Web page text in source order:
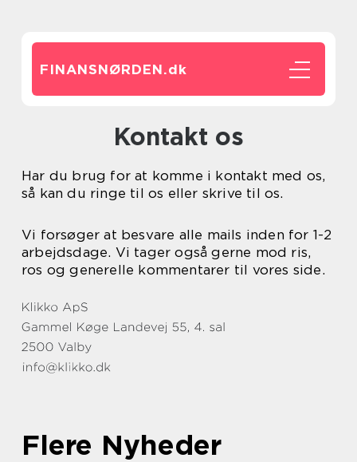
FINANSNØRDEN.dk
Kontakt os
Har du brug for at komme i kontakt med os,
så kan du ringe til os eller skrive til os.
Vi forsøger at besvare alle mails inden for 1-2
arbejdsdage. Vi tager også gerne mod ris,
ros og generelle kommentarer til vores side.
Flere Nyheder